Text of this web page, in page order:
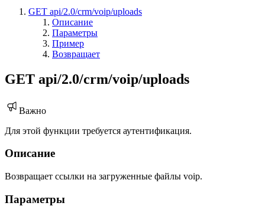
GET api/2.0/crm/voip/uploads
Описание
Параметры
Пример
Возвращает
GET api/2.0/crm/voip/uploads
Важно
Для этой функции требуется аутентификация.
Описание
Возвращает ссылки на загруженные файлы voip.
Параметры